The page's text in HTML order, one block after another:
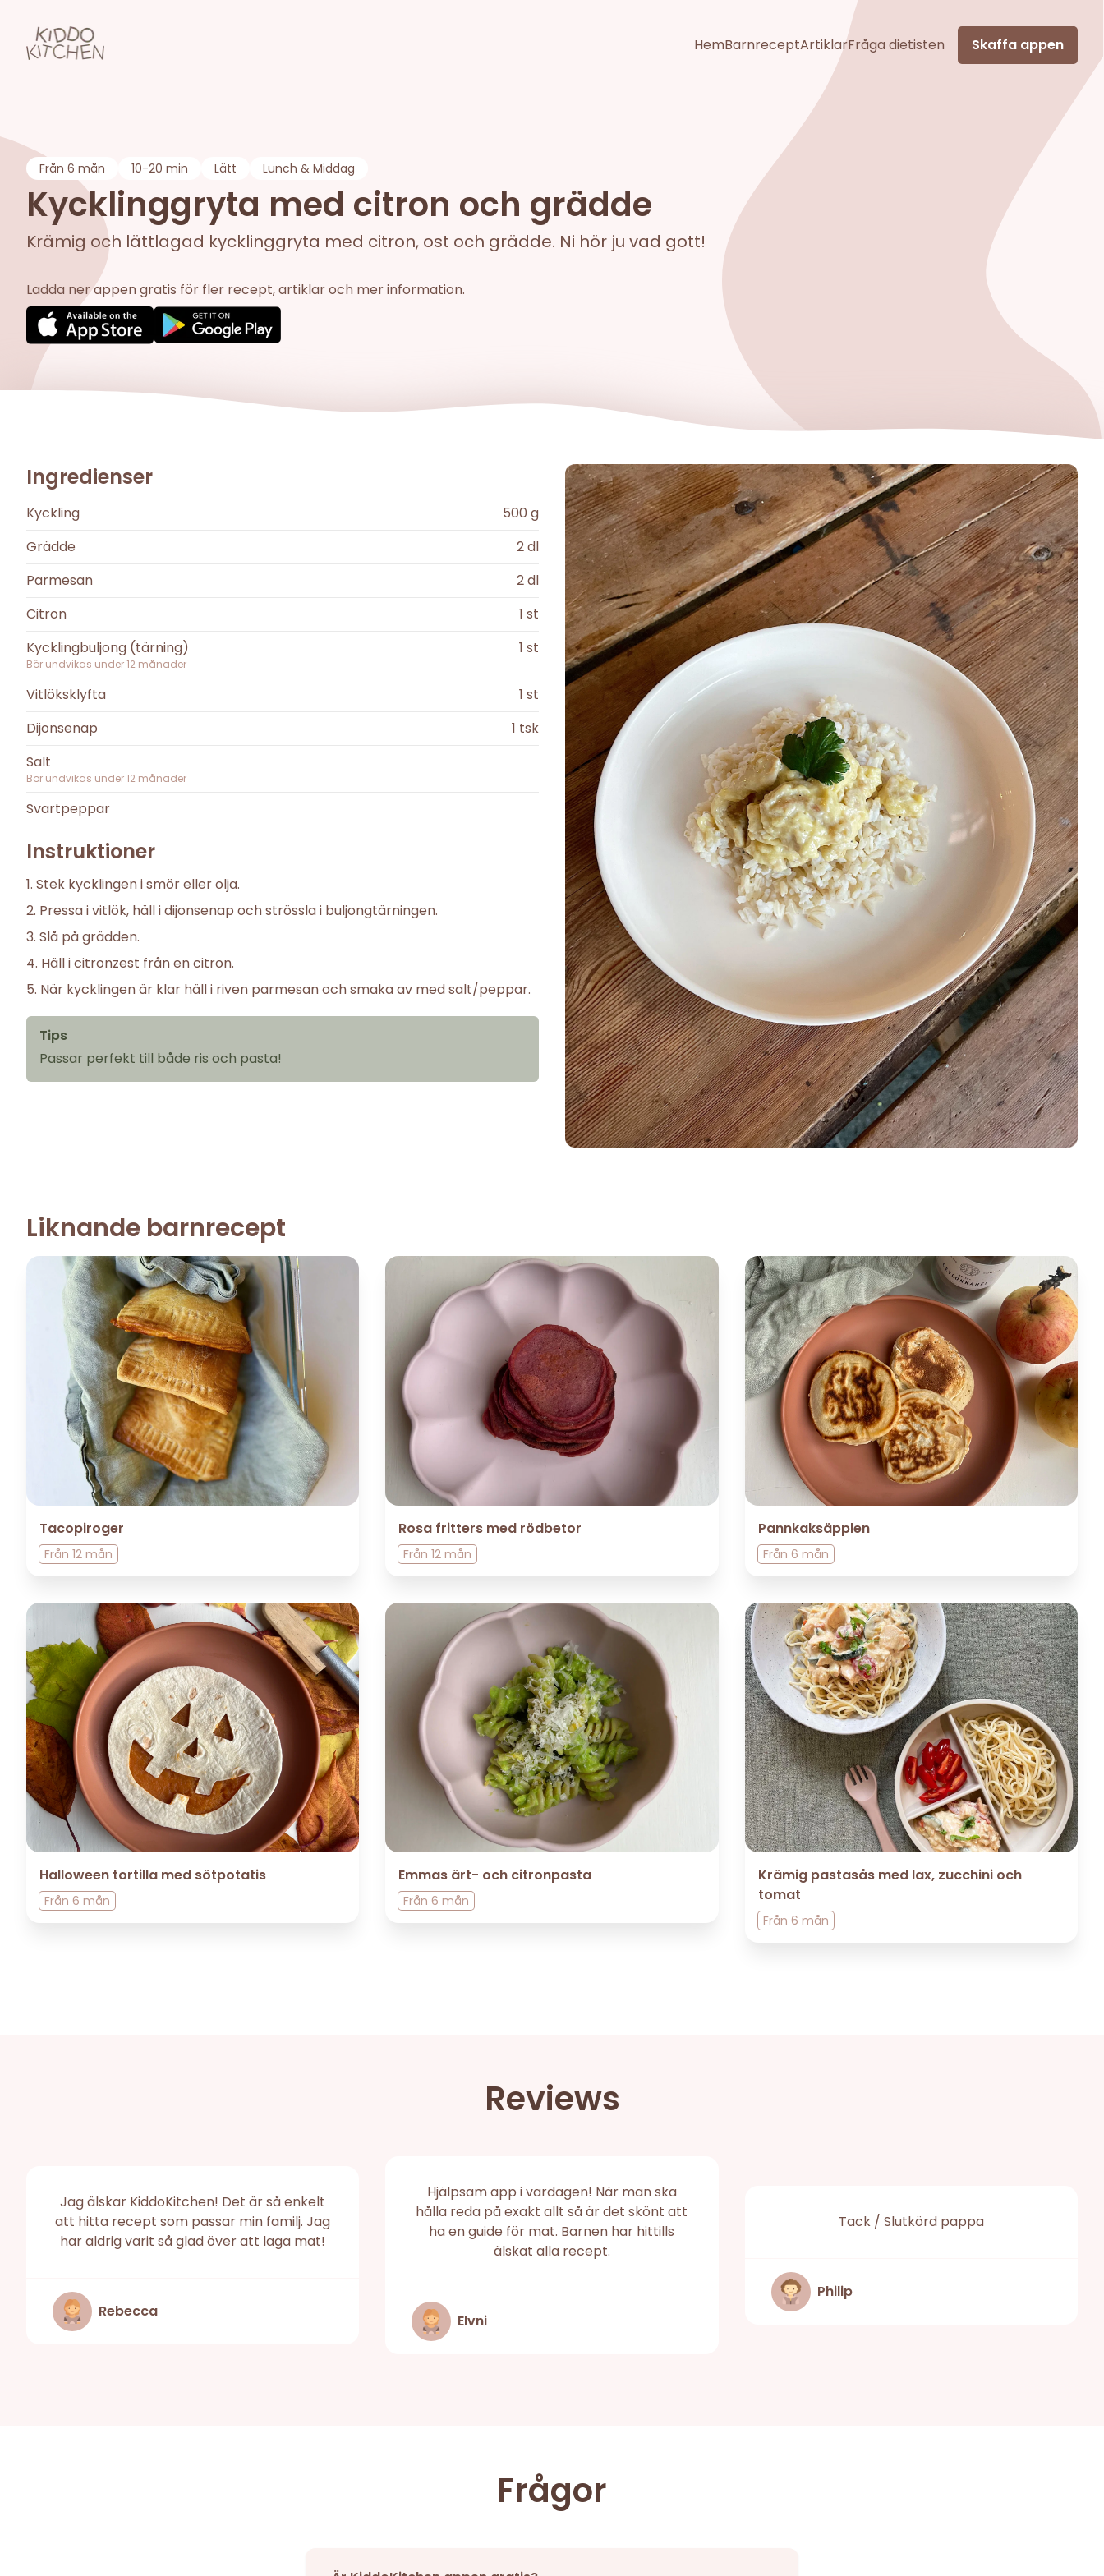
HemBarnreceptArtiklarFråga dietisten Skaffa appen
Från 6 mån 10-20 min Lätt Lunch & Middag
Kycklinggryta med citron och grädde
Krämig och lättlagad kycklinggryta med citron, ost och grädde. Ni hör ju vad gott!
Ladda ner appen gratis för fler recept, artiklar och mer information.
Ingredienser
Kyckling 500 g
Grädde
2dl
Parmesan
2dl
Citron
1 st
Kycklingbuljong (tärning)
Bör undvikas under12 månader
1 st
Vitlöksklyfta 1 st
Dijonsenap
1 tsk
Salt
Bör undvikas under12 månader
Svartpeppar
Instruktioner
Stek kycklingen i smör eller olja.
Pressa i vitlök, häll i dijonsenap och strössla i buljongtärningen.
Slå på grädden.
Häll i citronzest från en citron.
När kycklingen är klar häll i riven parmesan och smaka av med salt/peppar.
Tips
Passar perfekt till både ris och pasta!
Liknande barnrecept
Tacopiroger
Från 12 mån
Rosa fritters med rödbetor
Från12 mån
Pannkaksäpplen
Från 6 mån
Halloween tortilla med sötpotatis
Från 6 mån
Emmas ärt- och citronpasta
Från6 mån
Krämig pastasås med lax, zucchini och
tomat
Från 6 mån
Reviews
Jag älskar KiddoKitchen! Det är så enkelt
att hitta recept som passar min familj. Jag
har aldrig varit så glad över att laga mat!
Rebecca
Hjälpsam app i vardagen! När man ska
hålla reda på exakt allt så är det skönt att
ha en guide för mat. Barnen har hittills
älskat alla recept.
Elvni
Tack / Slutkörd pappa
Philip
Frågor